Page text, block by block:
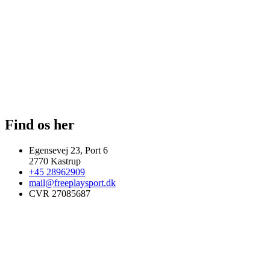
Find os her
Egensevej 23, Port 6
2770 Kastrup
+45 28962909
mail@freeplaysport.dk
CVR 27085687